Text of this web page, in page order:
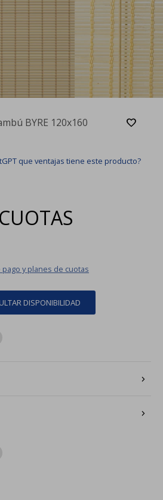
BYRE 120x160
que ventajas tiene este producto?
y planes de cuotas
DISPONIBILIDAD